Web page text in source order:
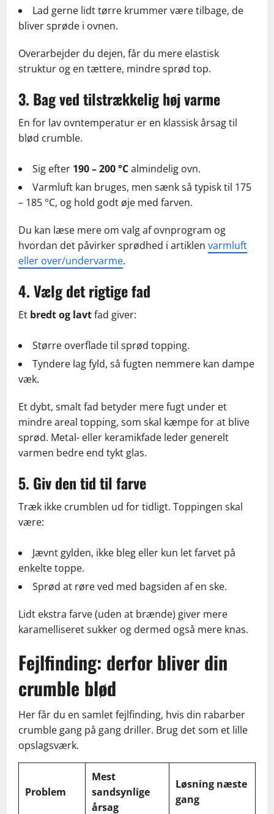
Lad gerne lidt tørre krummer være tilbage, de
bliver sprøde i ovnen.
Overarbejder du dejen, får du mere elastisk
struktur og en tættere, mindre sprød top.
3. Bag ved tilstrækkelig høj varme
En for lav ovntemperatur er en klassisk årsag til
blød crumble.
Sig efter 190 – 200 °Calmindelig ovn.
Varmluft kan bruges, men sænk så typisk til 175
– 185 °C, og hold godt øje med farven.
Du kan læse mere om valg af ovnprogram og
hvordan det påvirker sprødhed i artiklen varmluft
eller over/undervarme.
4. Vælg det rigtige fad
Et bredt og lavtfad giver:
Større overflade til sprød topping.
Tyndere lag fyld, så fugten nemmere kan dampe
væk.
Et dybt, smalt fad betyder mere fugt under et
mindre areal topping, som skal kæmpe for at blive
sprød. Metal- eller keramikfade leder generelt
varmen bedre end tykt glas.
5. Giv den tid til farve
Træk ikke crumblen ud for tidligt. Toppingen skal
være:
Jævnt gylden, ikke bleg eller kun let farvet på
enkelte toppe.
Sprød at røre ved med bagsiden af en ske.
Lidt ekstra farve (uden at brænde) giver mere
karamelliseret sukker og dermed også mere knas.
Fejlfinding: derfor bliver din
crumble blød
Her får du en samlet fejlfinding, hvis din rabarber
crumble gang på gang driller. Brug det som et lille
opslagsværk.
Problem
Mest
sandsynlige
årsag
Løsning næste
gang